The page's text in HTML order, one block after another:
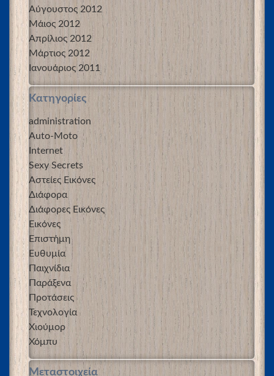
Αύγουστος 2012
Μάιος 2012
Απρίλιος 2012
Μάρτιος 2012
Ιανουάριος 2011
Kατηγορίες
administration
Auto-Moto
Internet
Sexy Secrets
Αστείες Εικόνες
Διάφορα
Διάφορες Εικόνες
Εικόνες
Επιστήμη
Ευθυμία
Παιχνίδια
Παράξενα
Προτάσεις
Τεχνολογία
Χιούμορ
Χόμπυ
Μεταστοιχεία